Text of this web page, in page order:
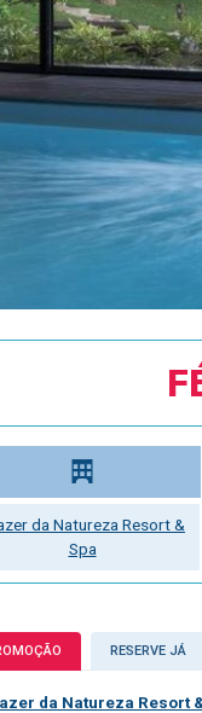
da Natureza Resort &
Spa
RESERVE JÁ
da Natureza Resort